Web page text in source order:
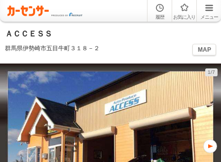
履歴 お気に入り メニュー
ＡＣＣＥＳＳ
群馬県伊勢崎市五目牛町３１８－２ MAP
1/7